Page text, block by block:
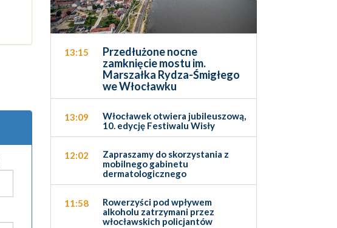
13:15
Przedłużone nocne
zamknięcie mostu im.
Marszałka Rydza-Śmigłego
we Włocławku
13:09
Włocławek otwiera jubileuszową,
10. edycję Festiwalu Wisły
12:02
Zapraszamy do skorzystania z
mobilnego gabinetu
dermatologicznego
11:58
Rowerzyści pod wpływem
alkoholu zatrzymani przez
włocławskich policjantów